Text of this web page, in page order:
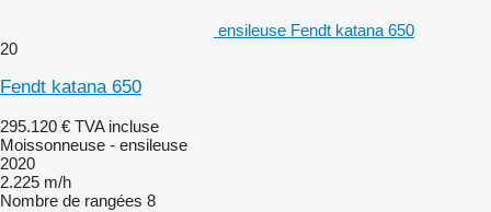
ensileuse Fendt katana 650
20
Fendt katana 650
295.120 € TVA incluse
Moissonneuse - ensileuse
2020
2.225 m/h
Nombre de rangées 8